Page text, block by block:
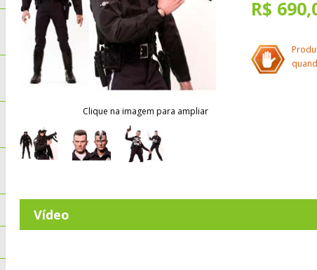
Clique na imagem para ampliar
R$
Vídeo